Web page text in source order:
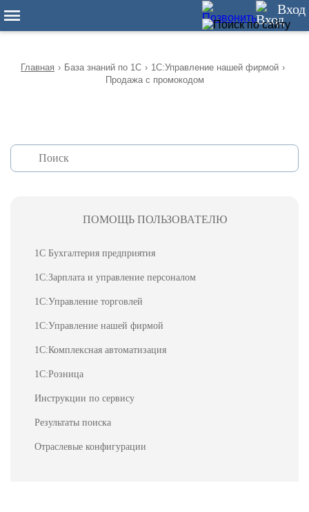
Вход
Главная › База знаний по 1С › 1С:Управление нашей фирмой ›
Продажа с промокодом
ПОМОЩЬ ПОЛЬЗОВАТЕЛЮ
1С Бухгалтерия предприятия
1С:Зарплата и управление персоналом
1С:Управление торговлей
1С:Управление нашей фирмой
1С:Комплексная автоматизация
1С:Розница
Инструкции по сервису
Результаты поиска
Отраслевые конфигурации